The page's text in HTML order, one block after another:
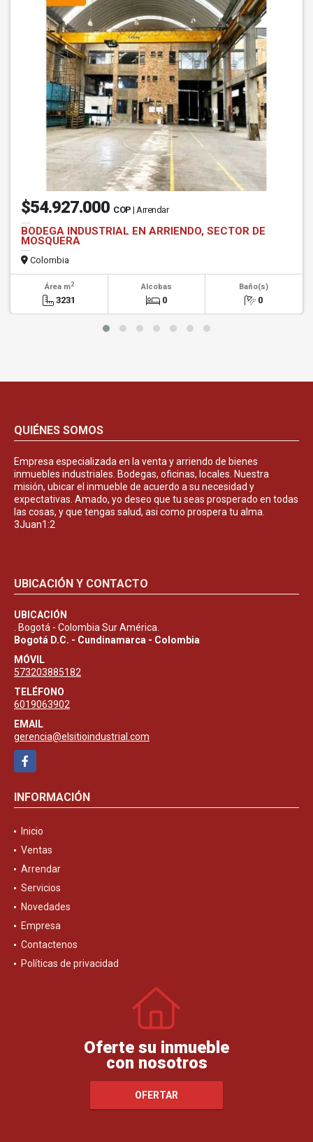
$54.927.000 COP | Arrendar
BODEGA INDUSTRIAL EN ARRIENDO, SECTOR DE
MOSQUERA
Colombia
Área m2
3231
Alcobas
0
Baño(s)
0
QUIÉNES SOMOS
Empresa especializada en la venta y arriendo de bienes
inmuebles industriales. Bodegas, oficinas, locales. Nuestra
misión, ubicar el inmueble de acuerdo a su necesidad y
expectativas. Amado, yo deseo que tu seas prosperado en todas
las cosas, y que tengas salud, asi como prospera tu alma.
3Juan1:2
UBICACIÓN Y CONTACTO
UBICACIÓN
. Bogotá - Colombia Sur América.
Bogotá D.C. - Cundinamarca - Colombia
MÓVIL
573203885182
TELÉFONO
6019063902
EMAIL
gerencia@elsitioindustrial.com
Facebook
INFORMACIÓN
Inicio
Ventas
Arrendar
Servicios
Novedades
Empresa
Contactenos
Políticas de privacidad
Oferte su inmueble
con nosotros
OFERTAR